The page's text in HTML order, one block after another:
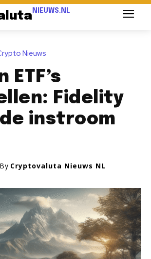
NIEUWS.NL
Nieuws
ETF’s
Fidelity
instroom
By Cryptovaluta Nieuws NL